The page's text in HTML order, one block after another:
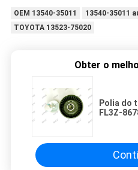
OEM 13540-35011
13540-35011
TOYOTA 13523-75020
Obter o
Polia do
FL3Z-